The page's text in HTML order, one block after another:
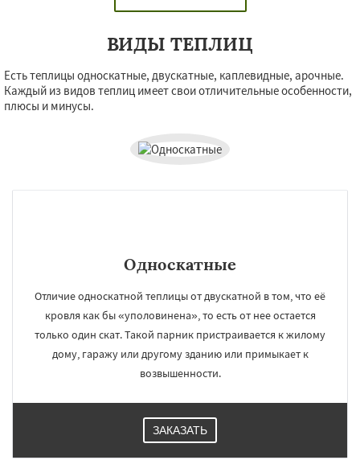
ВИДЫ ТЕПЛИЦ
Есть теплицы односкатные, двускатные, каплевидные, арочные.
Каждый из видов теплиц имеет свои отличительные особенности,
плюсы и минусы.
Односкатные
Отличие односкатной теплицы от двускатной в том, что её
кровля как бы «уполовинена», то есть от нее остается
только один скат. Такой парник пристраивается к жилому
дому, гаражу или другому зданию или примыкает к
возвышенности.
ЗАКАЗАТЬ